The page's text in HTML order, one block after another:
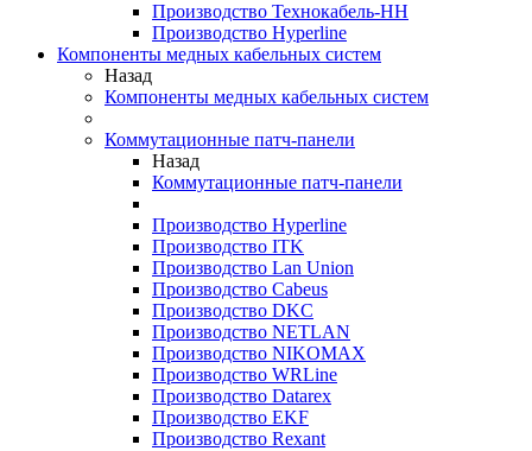
Производство Технокабель-НН
Производство Hyperline
Компоненты медных кабельных систем
Назад
Компоненты медных кабельных систем
Коммутационные патч-панели
Назад
Коммутационные патч-панели
Производство Hyperline
Производство ITK
Производство Lan Union
Производство Cabeus
Производство DKC
Производство NETLAN
Производство NIKOMAX
Производство WRLine
Производство Datarex
Производство EKF
Производство Rexant